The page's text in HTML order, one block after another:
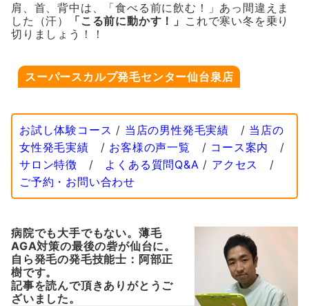
肩、首、背中は、「食べる前に飲む！」あっ間違えま
した（汗）
「こる前に動かす！」 これで寒い冬を乗り
切りましょう！！
スーパースカルプ発毛センター仙台泉店
お試し体験コース / 当店の男性発毛実績 / 当店の
女性発毛実績 / お客様の声一覧 / コース案内
/
サロン特徴 / よくある質問Q&A / アクセス
/
ご予約・お問い合わせ
病院でも大手でもない。薄毛
AGA対策の最後の砦が仙台に。
自ら発毛の発毛技能士：阿部正
樹です。
記事を読んで頂きありがとうご
ざいました。